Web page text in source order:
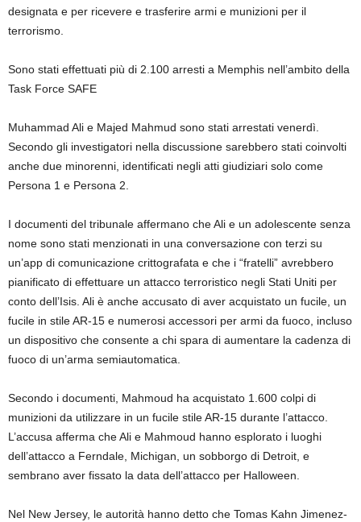
designata e per ricevere e trasferire armi e munizioni per il
terrorismo.
Sono stati effettuati più di 2.100 arresti a Memphis nell’ambito della
Task Force SAFE
Muhammad Ali e Majed Mahmud sono stati arrestati venerdì.
Secondo gli investigatori nella discussione sarebbero stati coinvolti
anche due minorenni, identificati negli atti giudiziari solo come
Persona 1 e Persona 2.
I documenti del tribunale affermano che Ali e un adolescente senza
nome sono stati menzionati in una conversazione con terzi su
un’app di comunicazione crittografata e che i “fratelli” avrebbero
pianificato di effettuare un attacco terroristico negli Stati Uniti per
conto dell’Isis. Ali è anche accusato di aver acquistato un fucile, un
fucile in stile AR-15 e numerosi accessori per armi da fuoco, incluso
un dispositivo che consente a chi spara di aumentare la cadenza di
fuoco di un’arma semiautomatica.
Secondo i documenti, Mahmoud ha acquistato 1.600 colpi di
munizioni da utilizzare in un fucile stile AR-15 durante l’attacco.
L’accusa afferma che Ali e Mahmoud hanno esplorato i luoghi
dell’attacco a Ferndale, Michigan, un sobborgo di Detroit, e
sembrano aver fissato la data dell’attacco per Halloween.
Nel New Jersey, le autorità hanno detto che Tomas Kahn Jimenez-